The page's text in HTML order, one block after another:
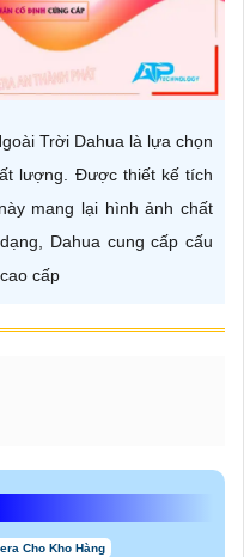
Trời Dahua là lựa chọn
lượng. Được thiết kế tích
mang lại hình ảnh chất
Dahua cung cấp cấu
cấp
Cho Kho Hàng